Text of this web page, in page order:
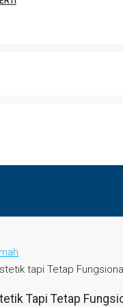
tapi Tetap
Tapi Tetap